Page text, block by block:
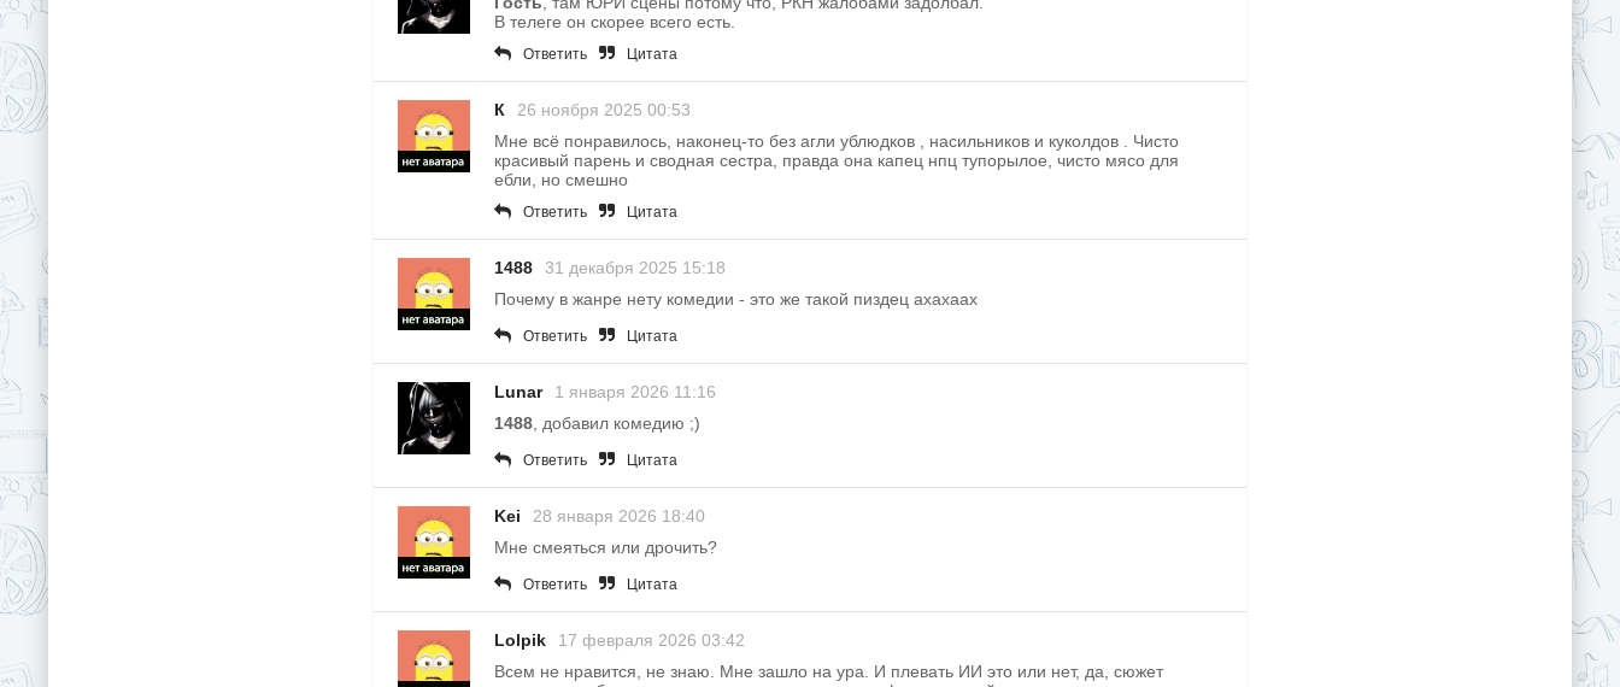
В телеге он скорее всего есть.
Ответить Цитата
К
26 ноября 2025 00:53
Мне всё понравилось, наконец-то без агли ублюдков , насильников и куколдов . Чисто
красивый парень и сводная сестра, правда она капец нпц тупорылое, чисто мясо для
ебли, но смешно
Ответить Цитата
1488
31 декабря 2025 15:18
Почему в жанре нету комедии - это же такой пиздец ахахаах
Ответить Цитата
Lunar
1 января 2026 11:16
1488 , добавил комедию ;)
Ответить Цитата
Kei
28 января 2026 18:40
Мне смеяться или дрочить?
Ответить Цитата
Lolpik
17 февраля 2026 03:42
Всем не нравится, не знаю. Мне зашло на ура. И плевать ИИ это или нет, да, сюжет